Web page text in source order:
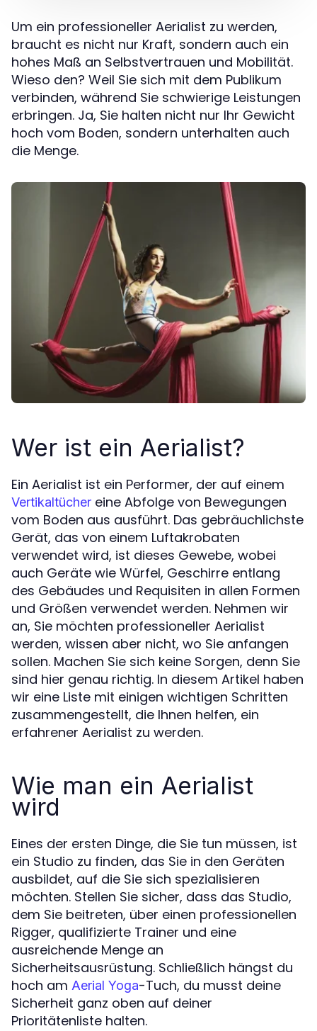
Um ein professioneller Aerialist zu werden,
braucht es nicht nur Kraft, sondern auch ein
hohes Maß an Selbstvertrauen und Mobilität.
Wieso den? Weil Sie sich mit dem Publikum
verbinden, während Sie schwierige Leistungen
erbringen. Ja, Sie halten nicht nur Ihr Gewicht
hoch vom Boden, sondern unterhalten auch
die Menge.
Wer ist ein Aerialist?
Ein Aerialist ist ein Performer, der auf einem
Vertikaltücher eine Abfolge von Bewegungen
vom Boden aus ausführt. Das gebräuchlichste
Gerät, das von einem Luftakrobaten
verwendet wird, ist dieses Gewebe, wobei
auch Geräte wie Würfel, Geschirre entlang
des Gebäudes und Requisiten in allen Formen
und Größen verwendet werden. Nehmen wir
an, Sie möchten professioneller Aerialist
werden, wissen aber nicht, wo Sie anfangen
sollen. Machen Sie sich keine Sorgen, denn Sie
sind hier genau richtig. In diesem Artikel haben
wir eine Liste mit einigen wichtigen Schritten
zusammengestellt, die Ihnen helfen, ein
erfahrener Aerialist zu werden.
Wie man ein Aerialist
wird
Eines der ersten Dinge, die Sie tun müssen, ist
ein Studio zu finden, das Sie in den Geräten
ausbildet, auf die Sie sich spezialisieren
möchten. Stellen Sie sicher, dass das Studio,
dem Sie beitreten, über einen professionellen
Rigger, qualifizierte Trainer und eine
ausreichende Menge an
Sicherheitsausrüstung. Schließlich hängst du
hoch am Aerial Yoga-Tuch, du musst deine
Sicherheit ganz oben auf deiner
Prioritätenliste halten.